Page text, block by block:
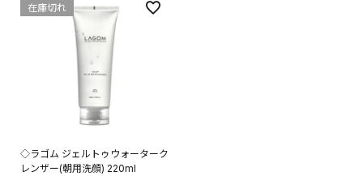
◇ラゴム ジェルトゥウォーターク
レンザー(朝用洗顔) 220ml
在庫切れ